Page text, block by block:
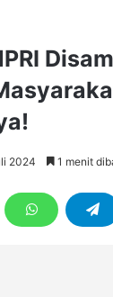
2024 1 menit